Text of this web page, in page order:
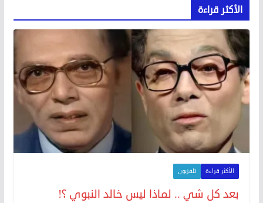
الأكثر قراءة
الأكثر قراءة تلفزيون
بعد كل شي .. لماذا ليس خالد النبوي ؟!